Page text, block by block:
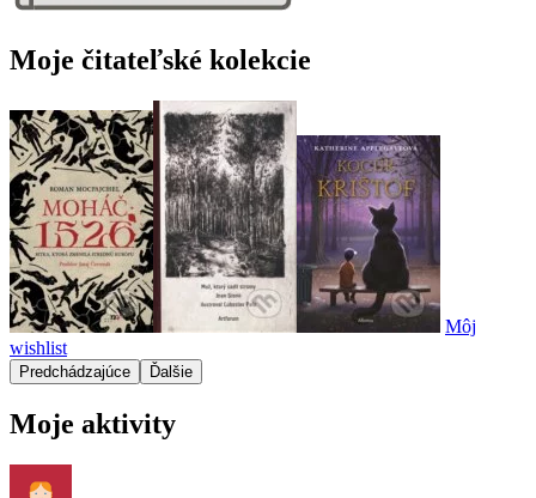
Moje čitateľské kolekcie
Môj
wishlist
Predchádzajúce Ďalšie
Moje aktivity